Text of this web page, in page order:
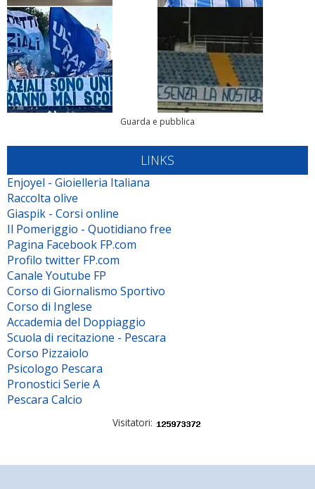
Guarda e pubblica
LINKS
Enjoyel - Gioielleria Italiana
Raccolta olive
Giaspik - Corsi online
Il Pomeriggio - Quotidiano free
Pagina Facebook FP.com
Profilo twitter FP.com
Canale Youtube FP
Corso di Giornalismo Sportivo
Corso di Inglese
Accademia del Doppiaggio
Scuola di recitazione - Pescara
Corso Pizzaiolo
Psicologo Pescara
Pronostici Serie A
Pescara Calcio
Visitatori: